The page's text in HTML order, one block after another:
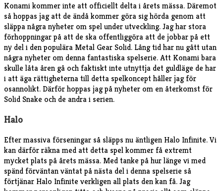
Konami kommer inte att officiellt delta i årets mässa. Däremot
så hoppas jag att de ändå kommer göra sig hörda genom att
släppa några nyheter om spel under utveckling. Jag har stora
förhoppningar på att de ska offentliggöra att de jobbar på ett
ny del i den populära Metal Gear Solid. Lång tid har nu gått utan
några nyheter om denna fantastiska spelserie. Att Konami bara
skulle låta åren gå och faktiskt inte utnyttja det guldläge de har
i att äga rättigheterna till detta spelkoncept håller jag för
osannolikt. Därför hoppas jag på nyheter om en återkomst för
Solid Snake och de andra i serien.
Halo
Efter massiva förseningar så släpps nu äntligen Halo Infinite. Vi
kan därför räkna med att detta spel kommer få extremt
mycket plats på årets mässa. Med tanke på hur länge vi med
spänd förväntan väntat på nästa del i denna spelserie så
förtjänar Halo Infinite verkligen all plats den kan få. Jag